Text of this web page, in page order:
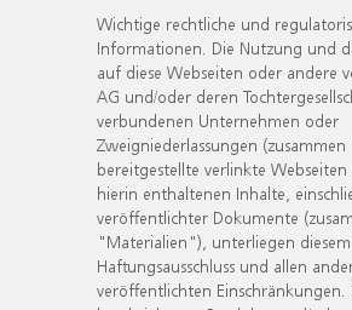
Wichtige rechtliche und
Informationen. Die Nutzung und
auf diese Webseiten oder andere
AG und/oder deren
verbundenen Unternehmen oder
Zweigniederlassungen
bereitgestellte verlinkte Webseiten
hierin enthaltenen Inhalte,
veröffentlichter Dokumente
"Materialien"), unterliegen diesem
Haftungsausschluss und allen
veröffentlichten Einschränkungen.